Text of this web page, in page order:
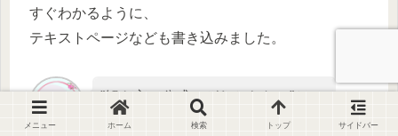
すぐわかるように、
テキストページなども書き込みました。
”解き方（公式）がわからない”と
なったときにも
メニュー ホーム 検索 トップ サイドバー